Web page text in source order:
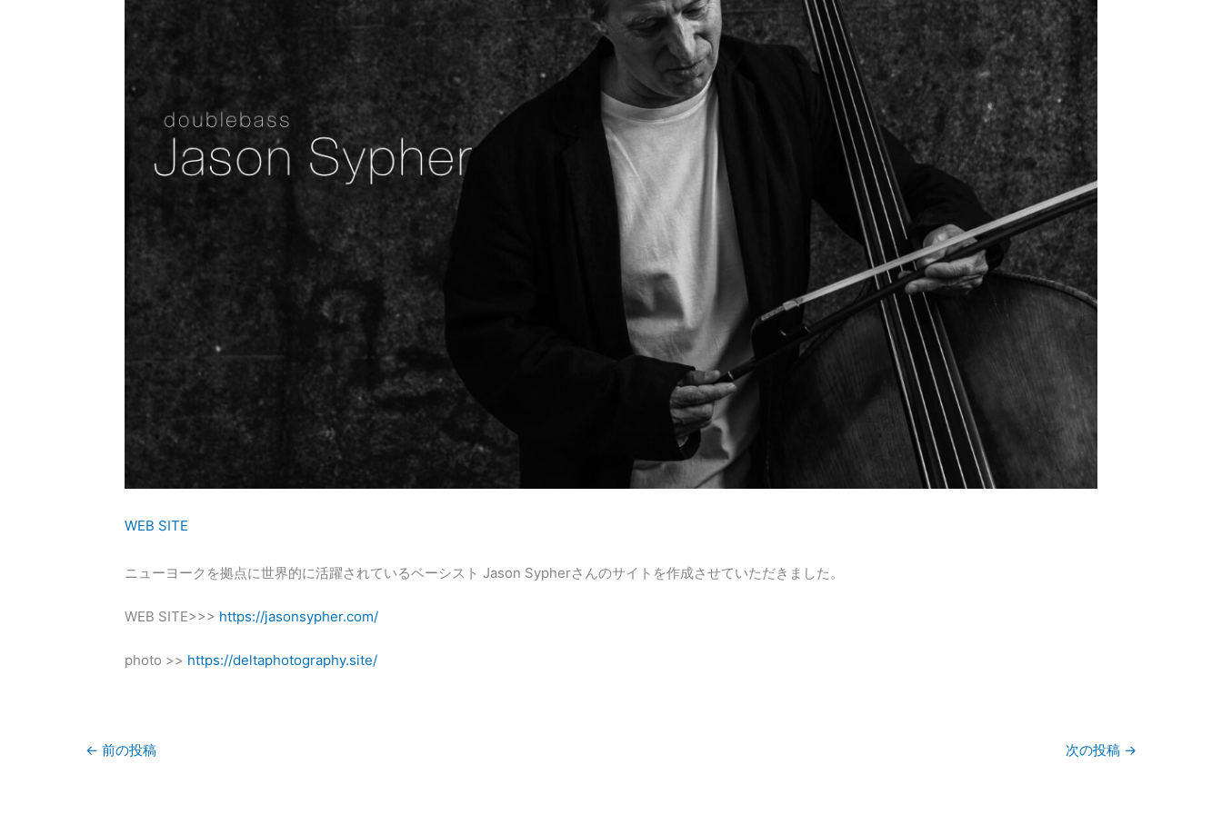
WEB SITE
ニューヨークを拠点に世界的に活躍されているベーシスト Jason Sypherさんのサイトを作成させていただきました。
WEB SITE>>> https://jasonsypher.com/
photo >> https://deltaphotography.site/
← 前の投稿 次の投稿 →